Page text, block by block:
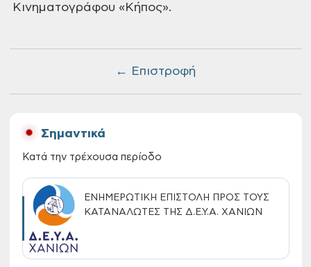
← Επιστροφή
Κινηματογράφου «Κήπος».
Σημαντικά
Κατά την τρέχουσα περίοδο
ΕΝΗΜΕΡΩΤΙΚΗ ΕΠΙΣΤΟΛΗ ΠΡΟΣ ΤΟΥΣ
ΚΑΤΑΝΑΛΩΤΕΣ ΤΗΣ Δ.Ε.Υ.Α. ΧΑΝΙΩΝ